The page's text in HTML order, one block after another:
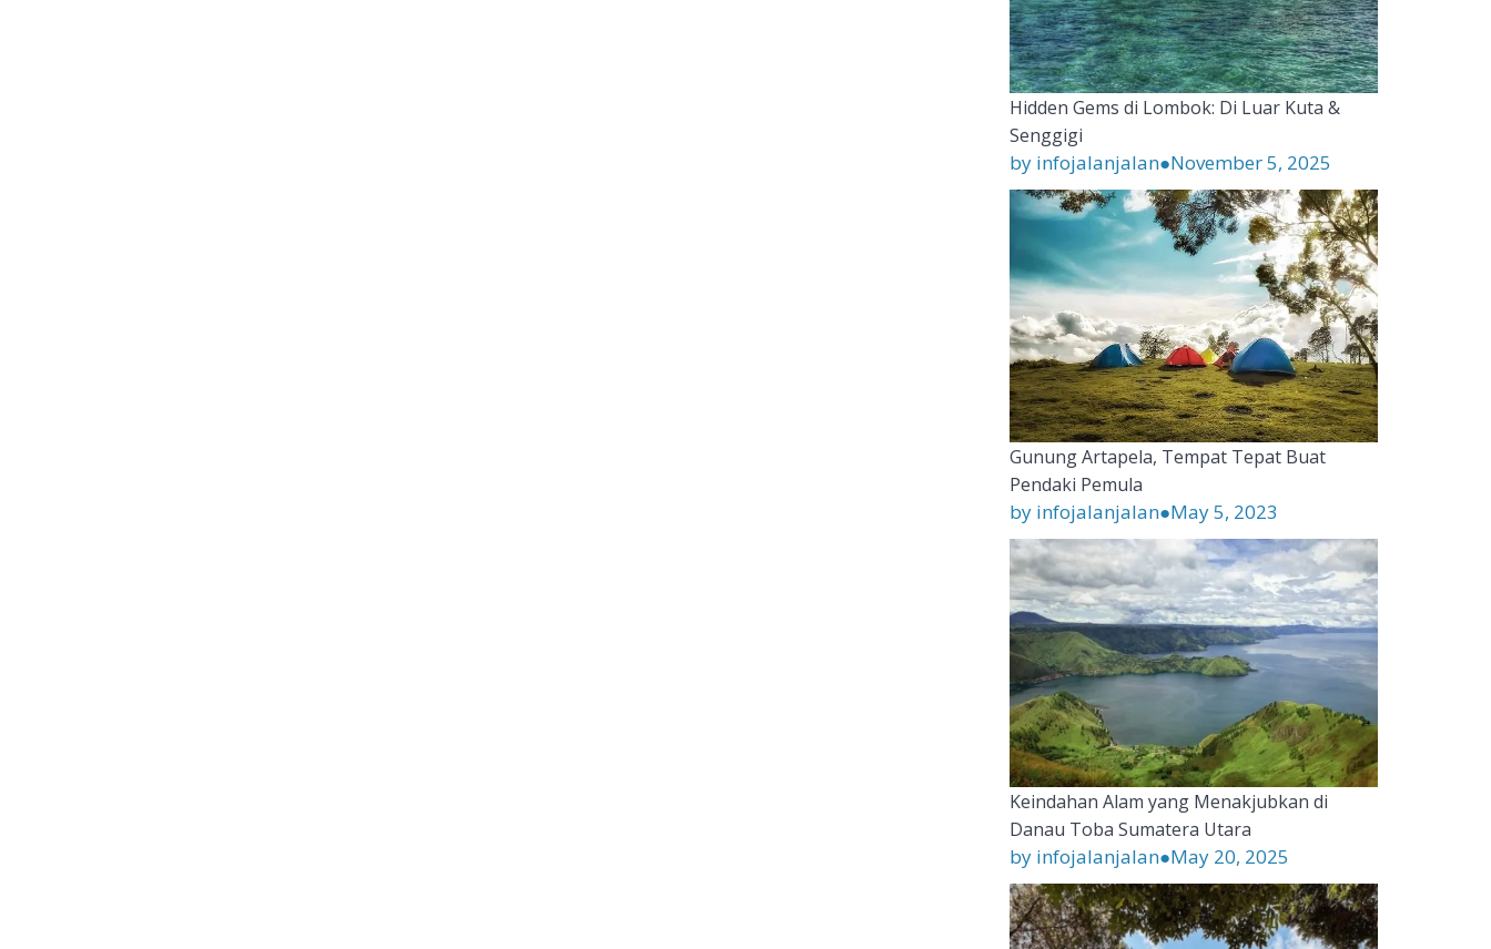
Hidden Gems di Lombok: Di Luar Kuta &
Senggigi
by infojalanjalan●November 5, 2025
Gunung Artapela, Tempat Tepat Buat
Pendaki Pemula
by infojalanjalan●May 5, 2023
Keindahan Alam yang Menakjubkan di
Danau Toba Sumatera Utara
by infojalanjalan●May 20, 2025